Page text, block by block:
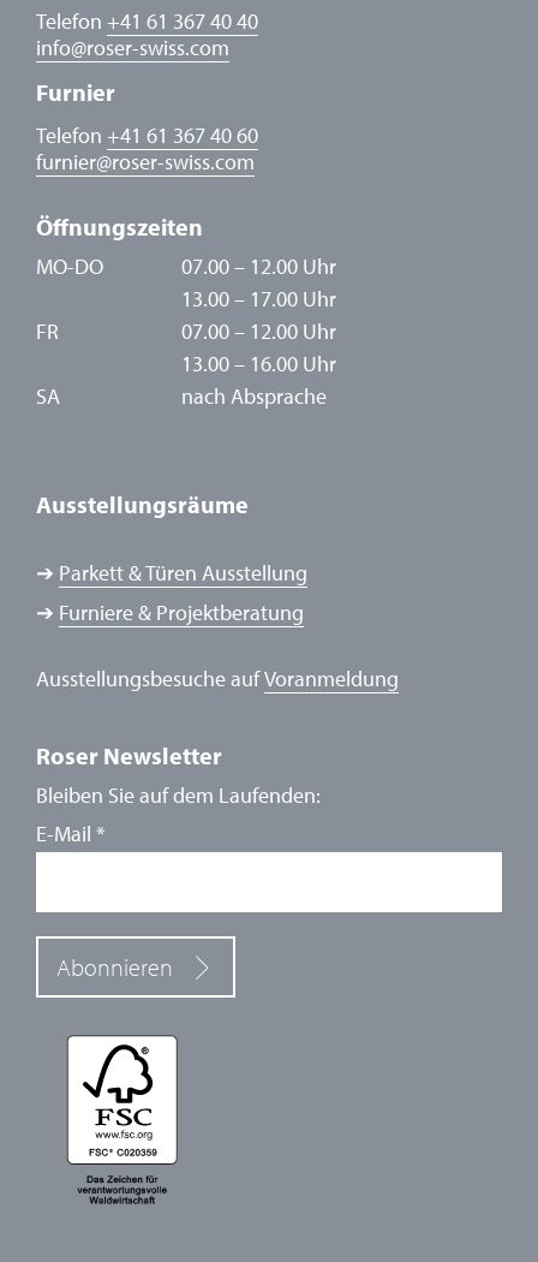
Telefon +41 61 367 40 40
info@roser-swiss.com
Furnier
Telefon +41 61 367 40 60
furnier@roser-swiss.com
Öffnungszeiten
MO-DO
07.00 – 12.00 Uhr
13.00 – 17.00 Uhr
FR
07.00 – 12.00 Uhr
13.00 – 16.00 Uhr
SA
nach Absprache
Ausstellungsräume
➔ Parkett & Türen Ausstellung
➔ Furniere & Projektberatung
Ausstellungsbesuche aufVoranmeldung
Roser Newsletter
Bleiben Sie auf dem Laufenden:
E-Mail *
Abonnieren